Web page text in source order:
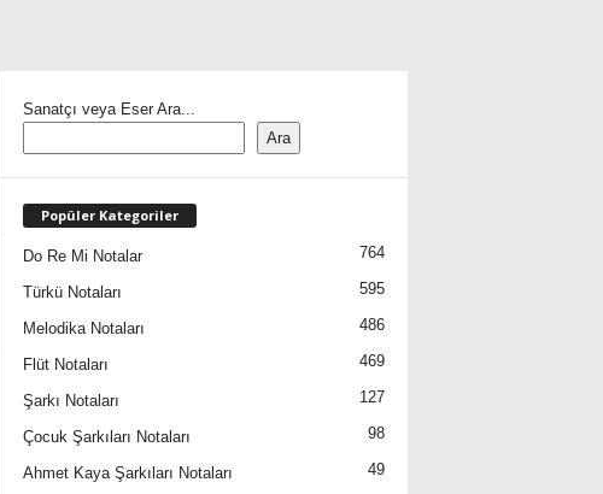
Sanatçı veya Eser Ara...
Ara
Popüler Kategoriler
Do Re Mi Notalar 764
Türkü Notaları 595
Melodika Notaları 486
Flüt Notaları 469
Şarkı Notaları 127
Çocuk Şarkıları Notaları 98
Ahmet Kaya Şarkıları Notaları 49